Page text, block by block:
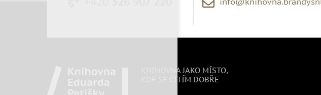
KNIHOVNA JAKO MÍSTO,
KDE SE CÍTÍM DOBŘE